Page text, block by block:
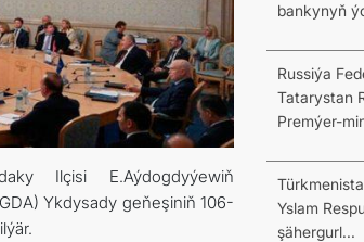
Ilçisi E.Aýdogdyýewiň
Ykdysady geňeşiniň 106-
bankynyň
Russiýa
Tatarystan
Premýer-
Yslam
şähergurl...